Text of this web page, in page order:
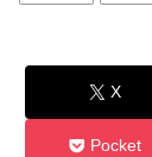
X
Pocket